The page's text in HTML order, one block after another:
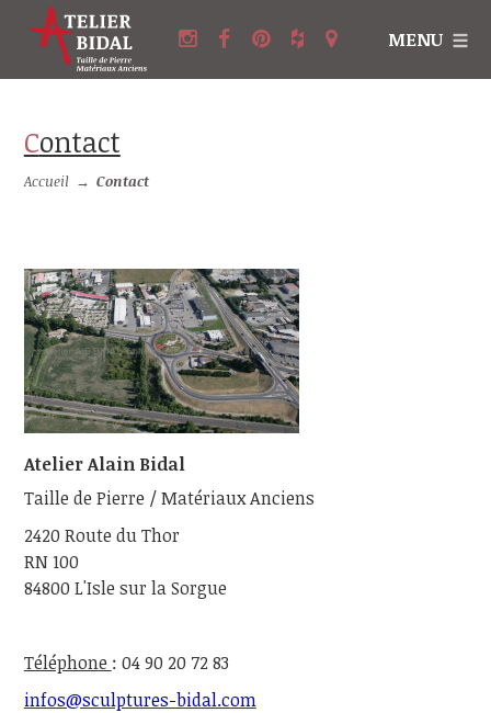
MENU
Contact
Accueil → Contact
Atelier Alain Bidal
Taille de Pierre / Matériaux Anciens
2420 Route du Thor
RN 100
84800 L'Isle sur la Sorgue
Téléphone : 04 90 20 72 83
infos@sculptures-bidal.com